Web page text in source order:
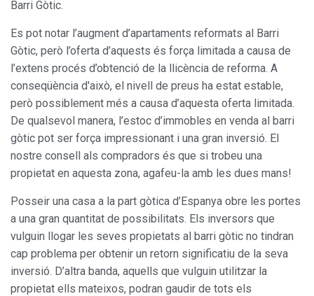
Barri Gòtic.
Es pot notar l’augment d’apartaments reformats al Barri
Gòtic, però l’oferta d’aquests és força limitada a causa de
l’extens procés d’obtenció de la llicència de reforma. A
conseqüència d'això, el nivell de preus ha estat estable,
però possiblement més a causa d’aquesta oferta limitada.
De qualsevol manera, l’estoc d’immobles en venda al barri
gòtic pot ser força impressionant i una gran inversió. El
nostre consell als compradors és que si trobeu una
propietat en aquesta zona, agafeu-la amb les dues mans!
Posseir una casa a la part gòtica d’Espanya obre les portes
a una gran quantitat de possibilitats. Els inversors que
vulguin llogar les seves propietats al barri gòtic no tindran
cap problema per obtenir un retorn significatiu de la seva
inversió. D’altra banda, aquells que vulguin utilitzar la
propietat ells mateixos, podran gaudir de tots els